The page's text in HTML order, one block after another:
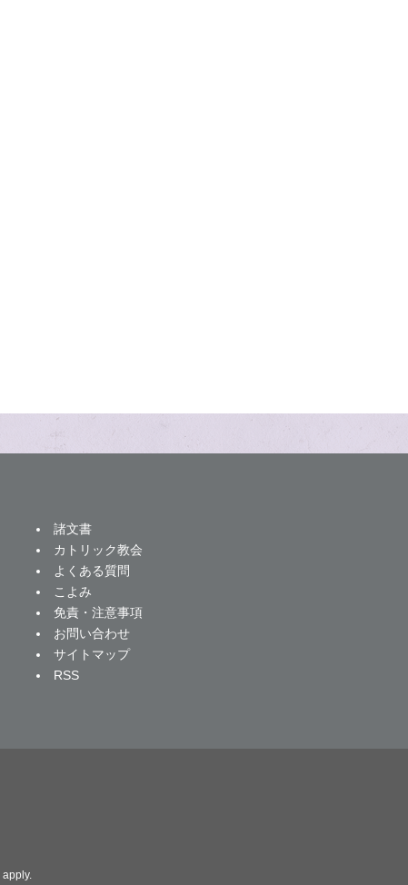
諸文書
カトリック教会
よくある質問
こよみ
免責・注意事項
お問い合わせ
サイトマップ
RSS
apply.